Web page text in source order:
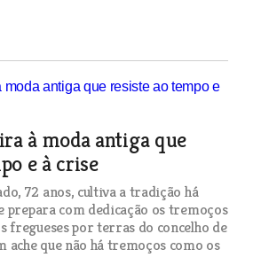
à moda antiga que
e à crise
72 anos, cultiva a tradição há
prepara com dedicação os tremoços
fregueses por terras do concelho de
ache que não há tremoços como os